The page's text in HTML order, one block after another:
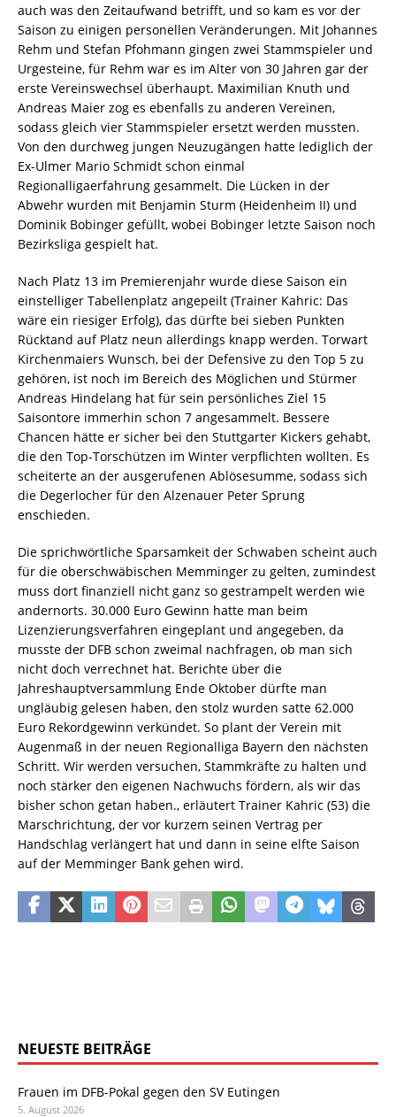
auch was den Zeitaufwand betrifft, und so kam es vor der
Saison zu einigen personellen Veränderungen. Mit Johannes
Rehm und Stefan Pfohmann gingen zwei Stammspieler und
Urgesteine, für Rehm war es im Alter von 30 Jahren gar der
erste Vereinswechsel überhaupt. Maximilian Knuth und
Andreas Maier zog es ebenfalls zu anderen Vereinen,
sodass gleich vier Stammspieler ersetzt werden mussten.
Von den durchweg jungen Neuzugängen hatte lediglich der
Ex-Ulmer Mario Schmidt schon einmal
Regionalligaerfahrung gesammelt. Die Lücken in der
Abwehr wurden mit Benjamin Sturm (Heidenheim II) und
Dominik Bobinger gefüllt, wobei Bobinger letzte Saison noch
Bezirksliga gespielt hat.
Nach Platz 13 im Premierenjahr wurde diese Saison ein
einstelliger Tabellenplatz angepeilt (Trainer Kahric: Das
wäre ein riesiger Erfolg), das dürfte bei sieben Punkten
Rücktand auf Platz neun allerdings knapp werden. Torwart
Kirchenmaiers Wunsch, bei der Defensive zu den Top 5 zu
gehören, ist noch im Bereich des Möglichen und Stürmer
Andreas Hindelang hat für sein persönliches Ziel 15
Saisontore immerhin schon 7 angesammelt. Bessere
Chancen hätte er sicher bei den Stuttgarter Kickers gehabt,
die den Top-Torschützen im Winter verpflichten wollten. Es
scheiterte an der ausgerufenen Ablösesumme, sodass sich
die Degerlocher für den Alzenauer Peter Sprung
enschieden.
Die sprichwörtliche Sparsamkeit der Schwaben scheint auch
für die oberschwäbischen Memminger zu gelten, zumindest
muss dort finanziell nicht ganz so gestrampelt werden wie
andernorts. 30.000 Euro Gewinn hatte man beim
Lizenzierungsverfahren eingeplant und angegeben, da
musste der DFB schon zweimal nachfragen, ob man sich
nicht doch verrechnet hat. Berichte über die
Jahreshauptversammlung Ende Oktober dürfte man
ungläubig gelesen haben, den stolz wurden satte 62.000
Euro Rekordgewinn verkündet. So plant der Verein mit
Augenmaß in der neuen Regionalliga Bayern den nächsten
Schritt. Wir werden versuchen, Stammkräfte zu halten und
noch stärker den eigenen Nachwuchs fördern, als wir das
bisher schon getan haben., erläutert Trainer Kahric (53) die
Marschrichtung, der vor kurzem seinen Vertrag per
Handschlag verlängert hat und dann in seine elfte Saison
auf der Memminger Bank gehen wird.
NEUESTE BEITRÄGE
Frauen im DFB-Pokal gegen den SV Eutingen
5. August 2026